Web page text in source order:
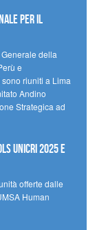
per il
della
e
riuniti a Lima
Andino
Strategica ad
UNICRI 2025 e
offerte dalle
Human